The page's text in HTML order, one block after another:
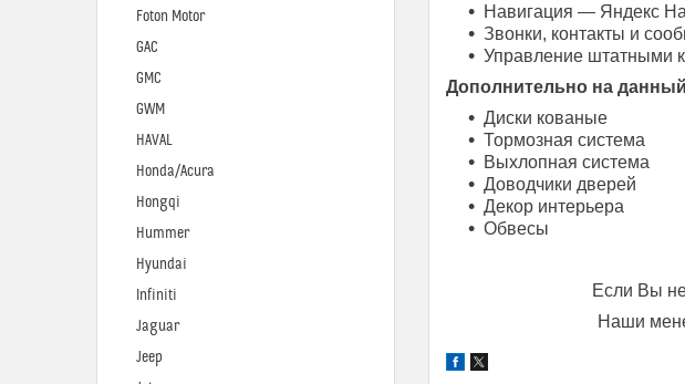
Навигация — Яндекс
Звонки, контакты и
Управление штатными
Дополнительно на
Диски кованые
Тормозная система
Выхлопная система
Доводчики дверей
Декор интерьера
Обвесы
Если Вы
Наши
Foton Motor
GAC
GMC
GWM
HAVAL
Honda/Acura
Hongqi
Hummer
Hyundai
Infiniti
Jaguar
Jeep